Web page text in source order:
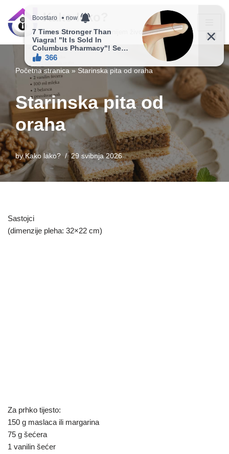
Skip
Kako lako?
Vaš vodič ka jednostavnijem životu!
Početna stranica »Starinska pita od oraha
Starinska pita od
oraha
byKako lako? 29 svibnja 2026
Sastojci
(dimenzije pleha: 32×22 cm)
Za prhko tijesto:
150 g maslaca ili margarina
75 g šećera
1 vanilin šećer